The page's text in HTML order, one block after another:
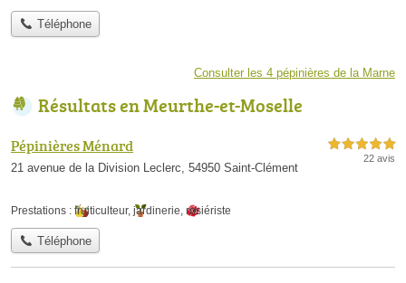
Téléphone
Consulter les 4 pépinières de la Marne
Résultats en Meurthe-et-Moselle
Pépinières Ménard
21 avenue de la Division Leclerc, 54950 Saint-Clément
5,0 étoiles sur 5
22 avis
Prestations : fruiticulteur, jardinerie rosiériste
Téléphone